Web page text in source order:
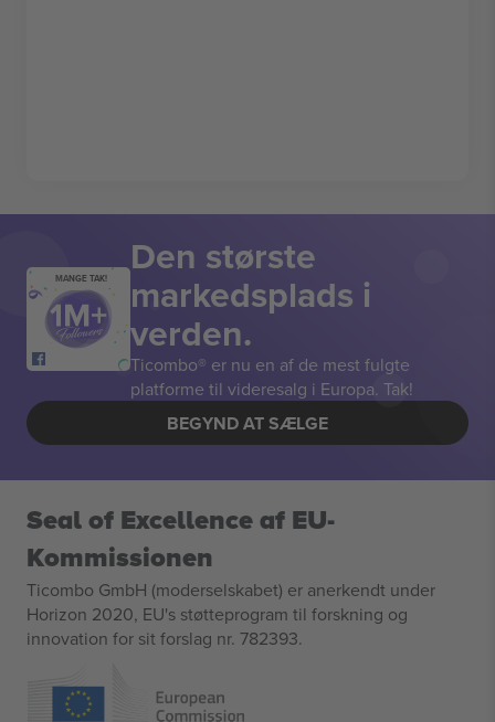
MANGE TAK! Den største
markedsplads i
verden.
Ticombo® er nu en af de mest fulgte
platforme til videresalg i Europa. Tak!
BEGYND AT SÆLGE
Seal of Excellence af EU-
Kommissionen
Ticombo GmbH (moderselskabet) er anerkendt under
Horizon 2020, EU's støtteprogram til forskning og
innovation for sit forslag nr. 782393.